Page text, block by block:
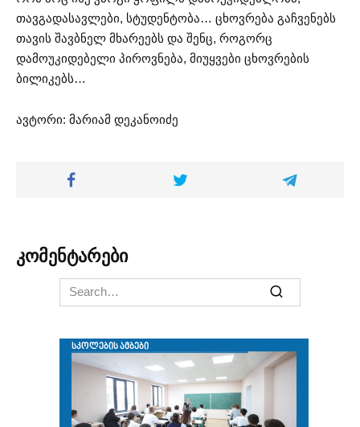
თავგადასავლები, სტუდენტობა… ცხოვრება გაჩვენებს
თავის შავბნელ მხარეებს და შენც, როგორც
დამოუკიდებელი პიროვნება, მიუყვები ცხოვრების
ბილიკებს…
ავტორი: მარიამ დეკანოიძე
კომენტარები
Search
for: